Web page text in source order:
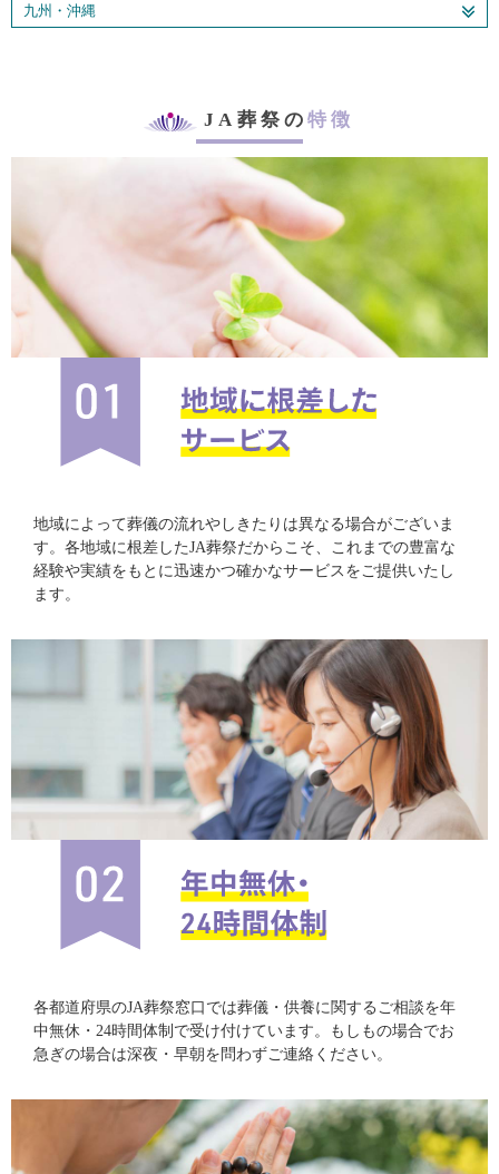
九州・沖縄
JA葬祭の特徴
地域によって葬儀の流れやしきたりは異なる場合がございま
す。各地域に根差したJA葬祭だからこそ、これまでの豊富な
経験や実績をもとに迅速かつ確かなサービスをご提供いたし
ます。
各都道府県のJA葬祭窓口では葬儀・供養に関するご相談を年
中無休・24時間体制で受け付けています。もしもの場合でお
急ぎの場合は深夜・早朝を問わずご連絡ください。